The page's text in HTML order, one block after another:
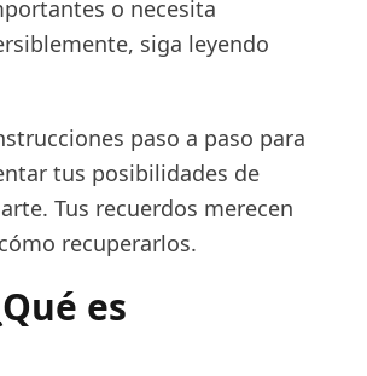
o necesita
siga leyendo
paso a paso para
tus posibilidades de
Tus recuerdos merecen
recuperarlos.
es